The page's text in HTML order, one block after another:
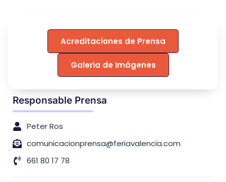
Acreditaciones de Prensa
Galeria de Imágenes
Responsable Prensa
Peter Ros
comunicacionprensa@feriavalencia.com
661 80 17 78